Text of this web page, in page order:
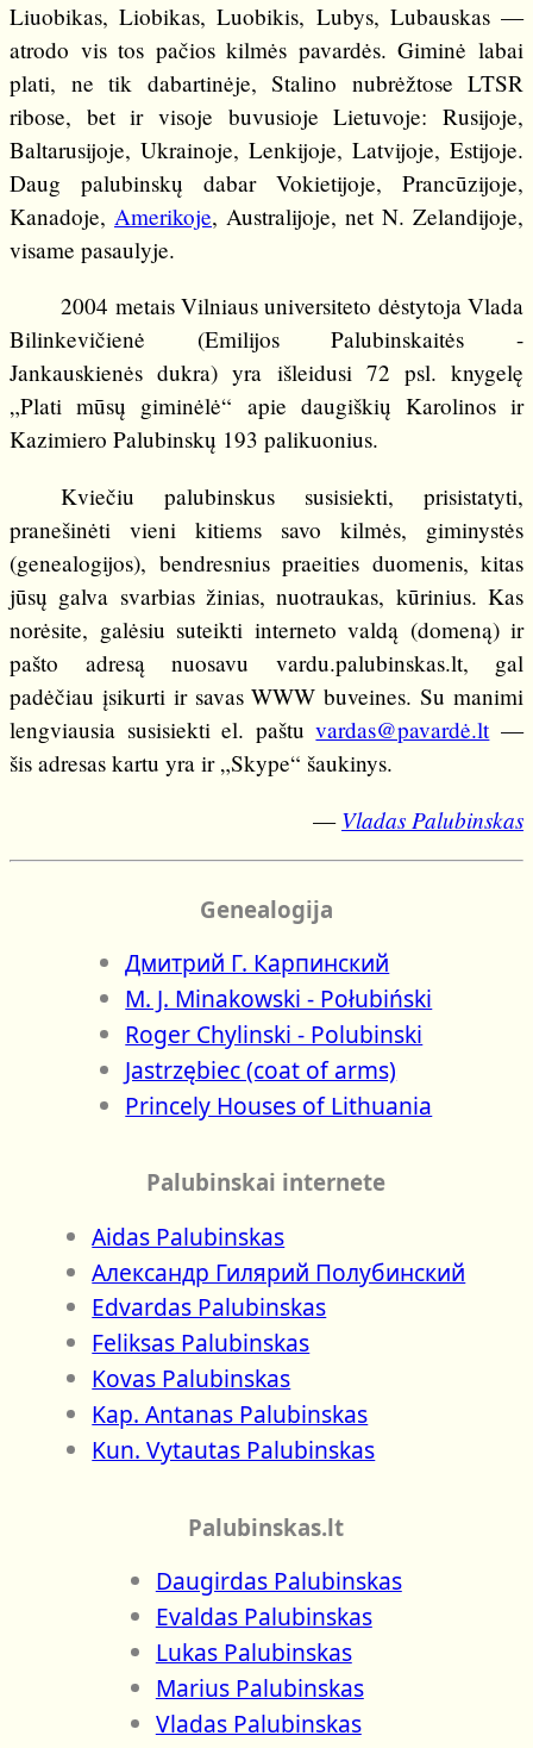
Liuobikas, Liobikas, Luobikis, Lubys, Lubauskas —
atrodo vis tos pačios kilmės pavardės. Giminė labai
plati, ne tik dabartinėje, Stalino nubrėžtose LTSR
ribose, bet ir visoje buvusioje Lietuvoje: Rusijoje,
Baltarusijoje, Ukrainoje, Lenkijoje, Latvijoje, Estijoje.
Daug palubinskų dabar Vokietijoje, Prancūzijoje,
Kanadoje, Amerikoje, Australijoje, net N. Zelandijoje,
visame pasaulyje.
2004 metais Vilniaus universiteto dėstytoja Vlada
Bilinkevičienė (Emilijos Palubinskaitės -
Jankauskienės dukra) yra išleidusi 72 psl. knygelę
„Plati mūsų giminėlė“ apie daugiškių Karolinos ir
Kazimiero Palubinskų 193 palikuonius.
Kviečiu palubinskus susisiekti, prisistatyti,
pranešinėti vieni kitiems savo kilmės, giminystės
(genealogijos), bendresnius praeities duomenis, kitas
jūsų galva svarbias žinias, nuotraukas, kūrinius. Kas
norėsite, galėsiu suteikti interneto valdą (domeną) ir
pašto adresą nuosavu vardu.palubinskas.lt, gal
padėčiau įsikurti ir savas WWW buveines. Su manimi
lengviausia susisiekti el. paštuvardas@pavardė.lt—
šis adresas kartu yra ir „Skype“ šaukinys.
— Vladas Palubinskas
Genealogija
Дмитрий Г. Карпинский
M. J. Minakowski - Połubiński
Roger Chylinski - Polubinski
Jastrzębiec (coat of arms)
Princely Houses of Lithuania
Palubinskai internete
Aidas Palubinskas
Александр Гилярий Полубинский
Edvardas Palubinskas
Feliksas Palubinskas
Kovas Palubinskas
Kap. Antanas Palubinskas
Kun. Vytautas Palubinskas
Palubinskas.lt
Daugirdas Palubinskas
Evaldas Palubinskas
Lukas Palubinskas
Marius Palubinskas
Vladas Palubinskas